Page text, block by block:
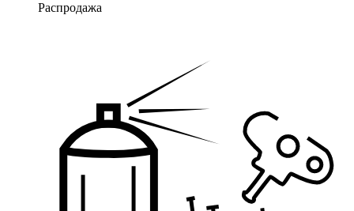
Распродажа